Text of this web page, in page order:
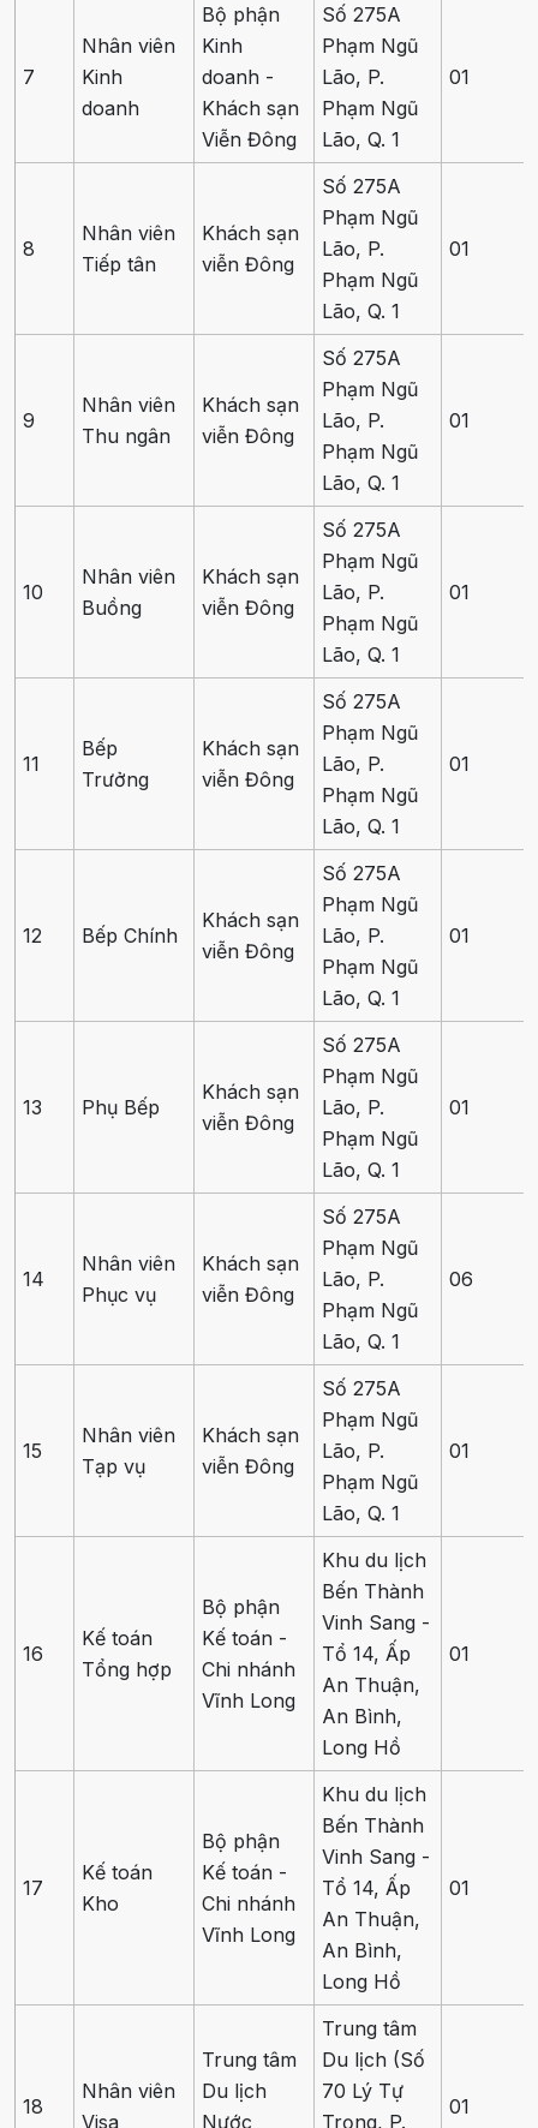
7
Nhân viên
Kinh
doanh
Bộ phận
Kinh
doanh -
Khách sạn
Viễn Đông
Số 275A
Phạm Ngũ
Lão, P.
Phạm Ngũ
Lão, Q. 1
01
8
Nhân viên
Tiếp tân
Khách sạn
viễn Đông
Số 275A
Phạm Ngũ
Lão, P.
Phạm Ngũ
Lão, Q. 1
01
9
Nhân viên
Thu ngân
Khách sạn
viễn Đông
Số 275A
Phạm Ngũ
Lão, P.
Phạm Ngũ
Lão, Q. 1
01
10
Nhân viên
Buồng
Khách sạn
viễn Đông
Số 275A
Phạm Ngũ
Lão, P.
Phạm Ngũ
Lão, Q. 1
01
11
Bếp
Trưởng
Khách sạn
viễn Đông
Số 275A
Phạm Ngũ
Lão, P.
Phạm Ngũ
Lão, Q. 1
01
12 Bếp Chính
Khách sạn
viễn Đông
Số 275A
Phạm Ngũ
Lão, P.
Phạm Ngũ
Lão, Q. 1
01
13 Phụ Bếp
Khách sạn
viễn Đông
Số 275A
Phạm Ngũ
Lão, P.
Phạm Ngũ
Lão, Q. 1
01
14
Nhân viên
Phục vụ
Khách sạn
viễn Đông
Số 275A
Phạm Ngũ
Lão, P.
Phạm Ngũ
Lão, Q. 1
06
15
Nhân viên
Tạp vụ
Khách sạn
viễn Đông
Số 275A
Phạm Ngũ
Lão, P.
Phạm Ngũ
Lão, Q. 1
01
16
Kế toán
Tổng hợp
Bộ phận
Kế toán -
Chi nhánh
Vĩnh Long
Khu du lịch
Bến Thành
Vinh Sang -
Tổ 14, Ấp
An Thuận,
An Bình,
Long Hồ
01
17
Kế toán
Kho
Bộ phận
Kế toán -
Chi nhánh
Vĩnh Long
Khu du lịch
Bến Thành
Vinh Sang -
Tổ 14, Ấp
An Thuận,
An Bình,
Long Hồ
01
18
Nhân viên
Visa
Trung tâm
Du lịch
Nước
Trung tâm
Du lịch (Số
70 Lý Tự
Trọng, P.
01